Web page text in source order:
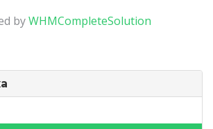
byWHMCompleteSolution